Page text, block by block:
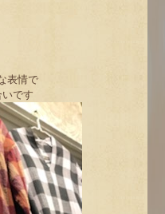
表情で
いです